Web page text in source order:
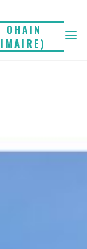
OHAIN